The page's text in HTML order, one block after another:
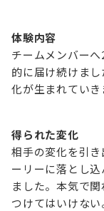
体験内容
チームメンバー
的に届け続けま
化が生まれていき
得られた変化
相手の変化を引
ーリーに落とし
ました。本気で
つけてはいけな